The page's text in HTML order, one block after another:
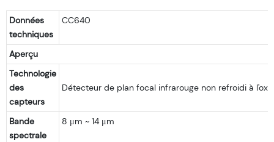
Données
techniques
CC640
Aperçu
Technologie
des
capteurs
Bande
spectrale
8 μm ~ 14 μm